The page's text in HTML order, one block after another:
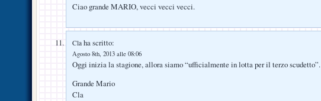
Ciao grande MARIO, vecci vecci vecci.
Cla ha scritto:
Agosto 8th, 2013 alle 08:06
Oggi inizia la stagione, allora siamo “ufficialmente in lotta per il terzo scudetto”.
Grande Mario
Cla